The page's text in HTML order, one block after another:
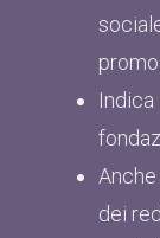
dei